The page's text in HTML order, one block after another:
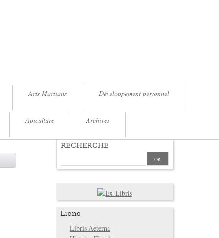
Arts Martiaux Développement personnel
Apiculture Archives
RECHERCHE
Liens
Libris Aeterna